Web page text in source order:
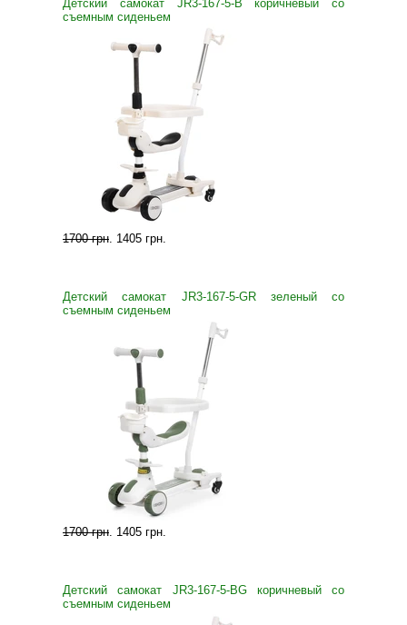
Детский самокат JR3-167-5-B коричневый со
съемным сиденьем
1700 грн. 1405 грн.
Детский самокат JR3-167-5-GR зеленый со
съемным сиденьем
1700 грн. 1405 грн.
Детский самокат JR3-167-5-BG коричневый со
съемным сиденьем